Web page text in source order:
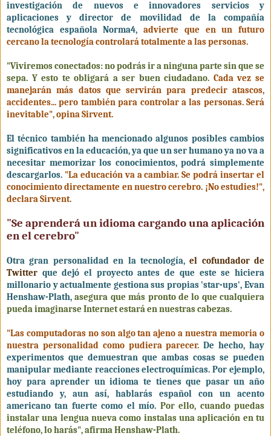
investigación de nuevos e innovadores servicios y
aplicaciones y director de movilidad de la compañía
tecnológica española Norma4,advierte que en un futuro
cercano la tecnología controlará totalmente a las personas.
"Viviremos conectados: no podrás ir a ninguna parte sin que se
sepa. Y esto te obligará a ser buen ciudadano. Cada vez se
manejarán más datos que servirán para predecir atascos,
accidentes... pero también para controlar a las personas. Será
inevitable", opina Sirvent.
El técnico también ha mencionado algunos posibles cambios
significativos en la educación, ya que un ser humano ya no va a
necesitar memorizar los conocimientos, podrá simplemente
descargarlos. "La educación va a cambiar. Se podrá insertar el
conocimiento directamente en nuestro cerebro. ¡No estudies!",
declara Sirvent.
"Se aprenderá un idioma cargando una aplicación
en el cerebro"
Otra gran personalidad en la tecnología,el cofundador de
Twitter que dejó el proyecto antes de que este se hiciera
millonario y actualmente gestiona sus propias 'star-ups', Evan
Henshaw-Plath,asegura que más pronto de lo que cualquiera
pueda imaginarse Internet estará en nuestras cabezas.
"Las computadoras no son algo tan ajeno a nuestra memoria o
nuestra personalidad como pudiera parecer. De hecho, hay
experimentos que demuestran que ambas cosas se pueden
manipular mediante reacciones electroquímicas. Por ejemplo,
hoy para aprender un idioma te tienes que pasar un año
estudiando y, aun así, hablarás español con un acento
americano tan fuerte como el mío. Por ello, cuando puedas
instalar una lengua nueva como instalas una aplicación en tu
teléfono, lo harás", afirma Henshaw-Plath.